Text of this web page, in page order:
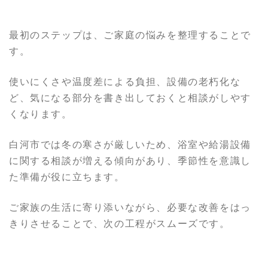
最初のステップは、ご家庭の悩みを整理することで
す。
使いにくさや温度差による負担、設備の老朽化な
ど、気になる部分を書き出しておくと相談がしやす
くなります。
白河市では冬の寒さが厳しいため、浴室や給湯設備
に関する相談が増える傾向があり、季節性を意識し
た準備が役に立ちます。
ご家族の生活に寄り添いながら、必要な改善をはっ
きりさせることで、次の工程がスムーズです。